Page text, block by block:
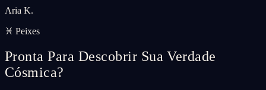
Aria K.
♓ Peixes
Pronta Para Descobrir Sua Verdade
Cósmica?